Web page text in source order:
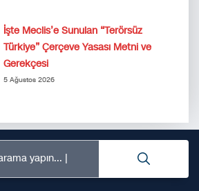
İşte Meclis’e Sunulan “Terörsüz
Türkiye” Çerçeve Yasası Metni ve
Gerekçesi
5 Ağustos 2026
yapın...